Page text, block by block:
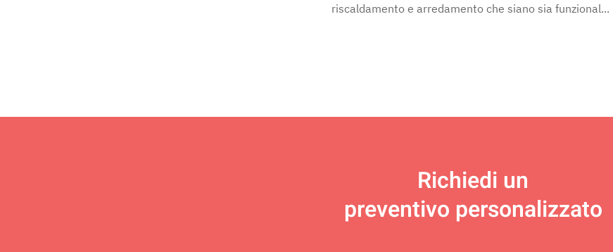
riscaldamento e arredamento che siano sia funzional...
Richiedi un
preventivo personalizzato